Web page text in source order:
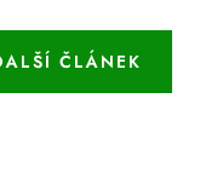
ČLÁNEK